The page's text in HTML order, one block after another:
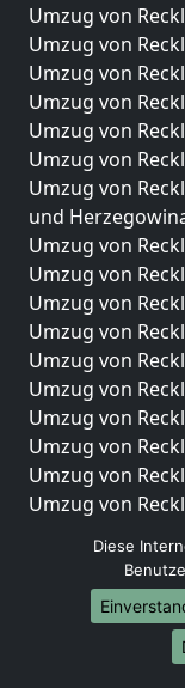
Umzug von
Umzug von
Umzug von
Umzug von
Umzug von
Umzug von
Umzug von
und
Umzug von
Umzug von
Umzug von
Umzug von
Umzug von
Umzug von
Umzug von
Umzug von
Umzug von
Umzug von
Umzug von
Umzug von
Umzüge-
Diese